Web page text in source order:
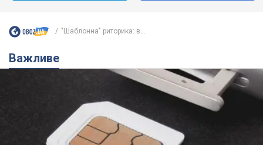
"Шаблонна" риторика: в...
Важливе